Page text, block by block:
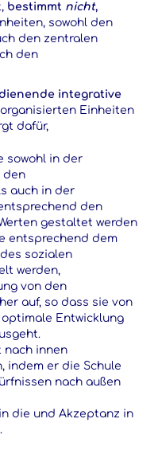
bestimmt nicht,
sowohl den
den zentralen
den
integrative
Einheiten
dafür,
sowohl in der
den
auch in der
den
gestaltet werden
entsprechend dem
sozialen
werden,
von den
auf, so dass sie von
Entwicklung
nach innen
indem er die Schule
nach außen
die und Akzeptanz in